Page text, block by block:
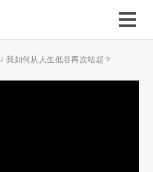
/我如何从人生低谷再次站起？